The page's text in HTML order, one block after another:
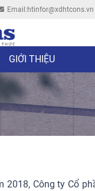
Email:htinfor@xdhtcons.vn
GIỚI THIỆU
Công ty Cổ